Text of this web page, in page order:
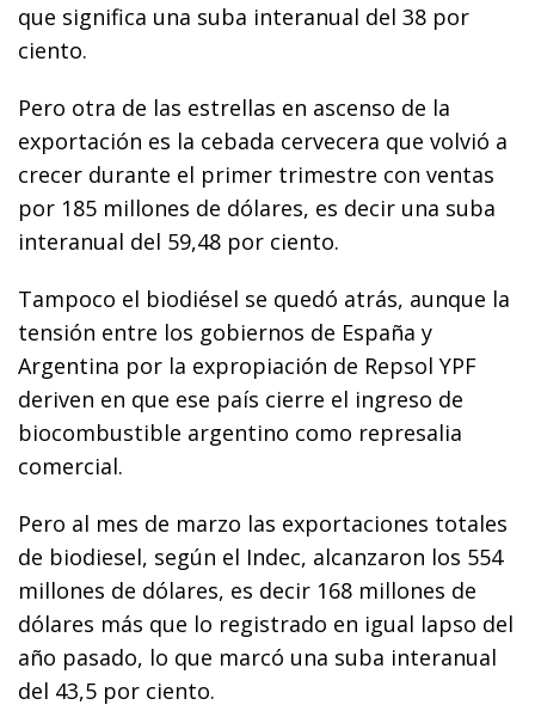
que significa una suba interanual del 38 por
ciento.
Pero otra de las estrellas en ascenso de la
exportación es la cebada cervecera que volvió a
crecer durante el primer trimestre con ventas
por 185 millones de dólares, es decir una suba
interanual del 59,48 por ciento.
Tampoco el biodiésel se quedó atrás, aunque la
tensión entre los gobiernos de España y
Argentina por la expropiación de Repsol YPF
deriven en que ese país cierre el ingreso de
biocombustible argentino como represalia
comercial.
Pero al mes de marzo las exportaciones totales
de biodiesel, según el Indec, alcanzaron los 554
millones de dólares, es decir 168 millones de
dólares más que lo registrado en igual lapso del
año pasado, lo que marcó una suba interanual
del 43,5 por ciento.